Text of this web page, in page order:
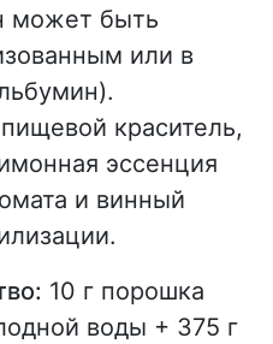
может быть
или в
краситель,
эссенция
и винный
10 г порошка
воды + 375 г